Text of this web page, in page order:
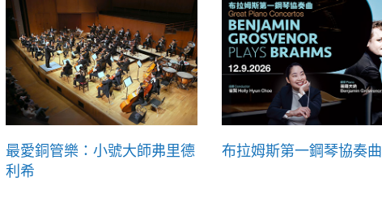
最愛銅管樂：小號大師弗里德
利希
布拉姆斯第一鋼琴協奏曲